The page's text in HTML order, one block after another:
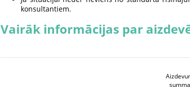
konsultantiem.
Vairāk informācijas par